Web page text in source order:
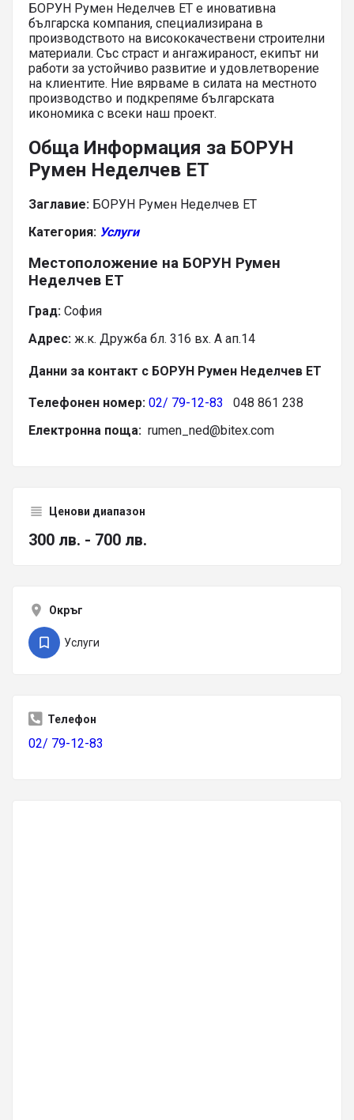
БОРУН Румен Неделчев ЕТ е иновативна
българска компания, специализирана в
производството на висококачествени строителни
материали. Със страст и ангажираност, екипът ни
работи за устойчиво развитие и удовлетворение
на клиентите. Ние вярваме в силата на местното
производство и подкрепяме българската
икономика с всеки наш проект.
Обща Информация за БОРУН
Румен Неделчев ЕТ
Заглавие: БОРУН Румен Неделчев ЕТ
Категория: Услуги
Местоположение на БОРУН Румен
Неделчев ЕТ
Град: София
Адрес: ж.к. Дружба бл. 316 вх. А ап.14
Данни за контакт с БОРУН Румен Неделчев ЕТ
Телефонен номер: 02/ 79-12-83
048 861 238
Електронна поща: rumen_ned@bitex.com
Ценови диапазон
300 лв. - 700 лв.
Окръг
Услуги
Телефон
02/ 79-12-83